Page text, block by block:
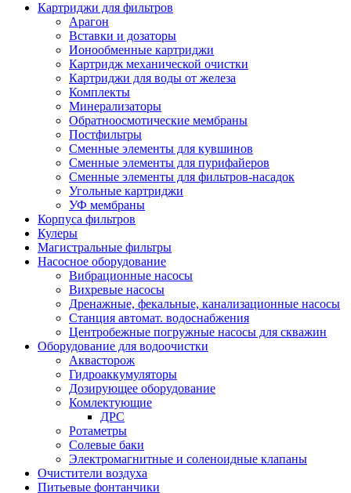
Картриджи для фильтров
Арагон
Вставки и дозаторы
Ионообменные картриджи
Картридж механической очистки
Картриджи для воды от железа
Комплекты
Минерализаторы
Обратноосмотические мембраны
Постфильтры
Сменные элементы для кувшинов
Сменные элементы для пурифайеров
Сменные элементы для фильтров-насадок
Угольные картриджи
УФ мембраны
Корпуса фильтров
Кулеры
Магистральные фильтры
Насосное оборудование
Вибрационные насосы
Вихревые насосы
Дренажные, фекальные, канализационные насосы
Станция автомат. водоснабжения
Центробежные погружные насосы для скважин
Оборудование для водоочистки
Аквасторож
Гидроаккумуляторы
Дозирующее оборудование
Комлектующие
ДРС
Ротаметры
Солевые баки
Электромагнитные и соленоидные клапаны
Очистители воздуха
Питьевые фонтанчики